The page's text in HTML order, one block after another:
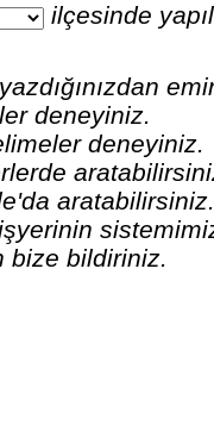
ilçesinde
deneyiniz.
deneyiniz.
bize bildiriniz.